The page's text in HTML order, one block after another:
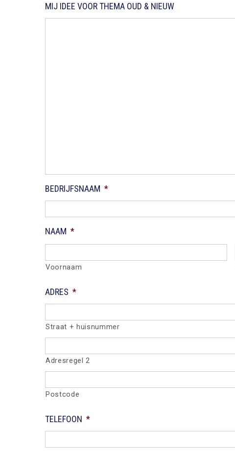
MIJ IDEE VOOR THEMA OUD & NIEUW
BEDRIJFSNAAM *
NAAM *
Voornaam
ADRES *
Straat + huisnummer
Adresregel 2
Postcode
TELEFOON *